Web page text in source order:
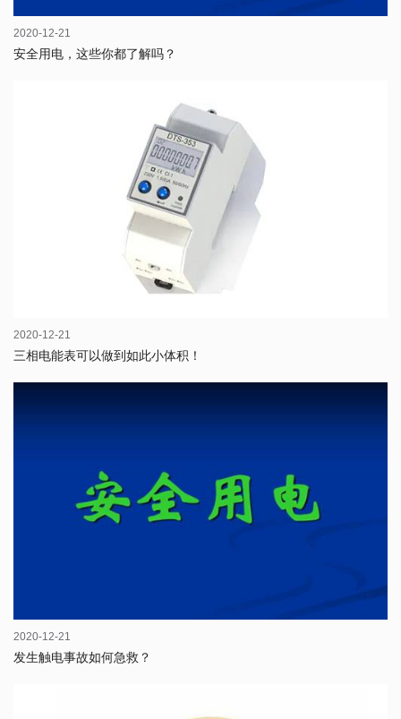
2020-12-21
安全用电，这些你都了解吗？
2020-12-21
三相电能表可以做到如此小体积！
2020-12-21
发生触电事故如何急救？